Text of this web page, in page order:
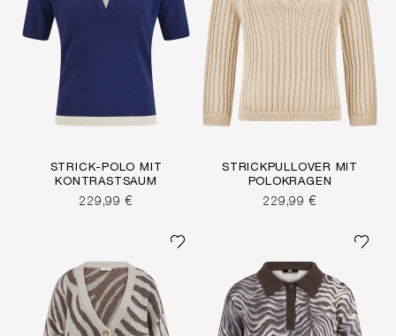
STRICK-POLO MIT
KONTRASTSAUM
229,99 €
STRICKPULLOVER MIT
POLOKRAGEN
229,99 €